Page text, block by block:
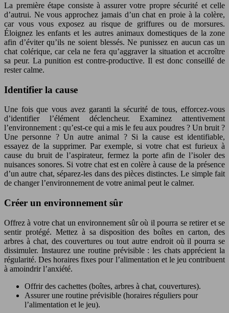
La première étape consiste à assurer votre propre sécurité et celle
d’autrui. Ne vous approchez jamais d’un chat en proie à la colère,
car vous vous exposez au risque de griffures ou de morsures.
Éloignez les enfants et les autres animaux domestiques de la zone
afin d’éviter qu’ils ne soient blessés. Ne punissez en aucun cas un
chat colérique, car cela ne fera qu’aggraver la situation et accroître
sa peur. La punition est contre-productive. Il est donc conseillé de
rester calme.
Identifier la cause
Une fois que vous avez garanti la sécurité de tous, efforcez-vous
d’identifier l’élément déclencheur. Examinez attentivement
l’environnement : qu’est-ce qui a mis le feu aux poudres ? Un bruit ?
Une personne ? Un autre animal ? Si la cause est identifiable,
essayez de la supprimer. Par exemple, si votre chat est furieux à
cause du bruit de l’aspirateur, fermez la porte afin de l’isoler des
nuisances sonores. Si votre chat est en colère à cause de la présence
d’un autre chat, séparez-les dans des pièces distinctes. Le simple fait
de changer l’environnement de votre animal peut le calmer.
Créer un environnement sûr
Offrez à votre chat un environnement sûr où il pourra se retirer et se
sentir protégé. Mettez à sa disposition des boîtes en carton, des
arbres à chat, des couvertures ou tout autre endroit où il pourra se
dissimuler. Instaurez une routine prévisible : les chats apprécient la
régularité. Des horaires fixes pour l’alimentation et le jeu contribuent
à amoindrir l’anxiété.
Offrir des cachettes (boîtes, arbres à chat, couvertures).
Assurer une routine prévisible (horaires réguliers pour
l’alimentation et le jeu).